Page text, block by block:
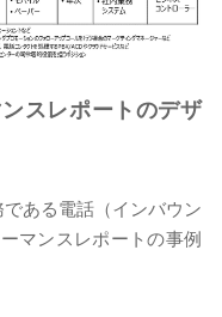
スレポートのデザ
ある電話（インバウン
マンスレポートの事例